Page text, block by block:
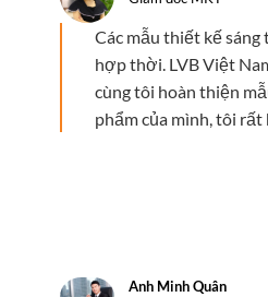
Các mẫu thiết kế sáng
hợp thời. LVB Việt
cùng tôi hoàn thiện
phẩm của mình, tôi rất
Anh Minh Quân